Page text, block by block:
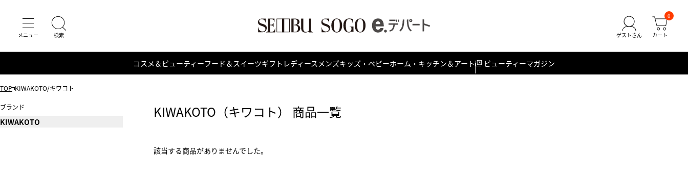
0
コスメ＆ビューティーフード＆スイーツギフト レディース メンズキッズ・ベビーホーム・キッチン＆アート ビューティーマガジン
TOP KIWAKOTO/キワコト
KIWAKOTO（キワコト） 商品一覧
該当する商品がありませんでした。
ブランド
KIWAKOTO